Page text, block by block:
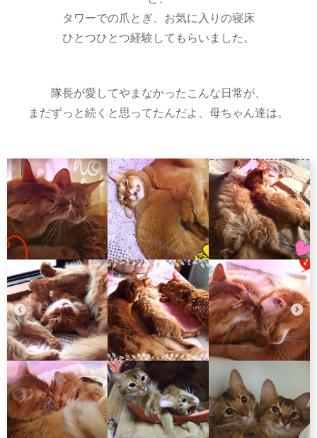
タワーでの爪とぎ、お気に入りの寝床
ひとつひとつ経験してもらいました。
隊長が愛してやまなかったこんな日常が、
まだずっと続くと思ってたんだよ、母ちゃん達は。